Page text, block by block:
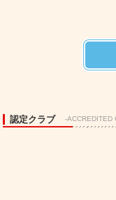
認定クラブ -ACCREDITED